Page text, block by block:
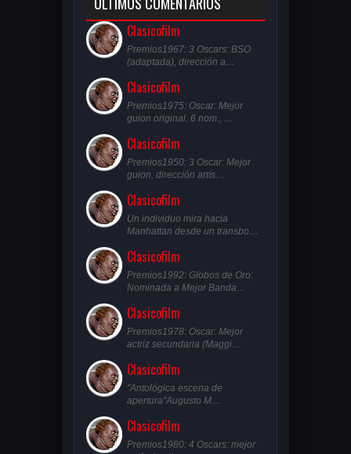
Clasicofilm
Premios1967: 3 Oscars: BSO
(adaptada), dirección a…
Clasicofilm
Premios1975: Oscar: Mejor
guion original. 6 nom., …
Clasicofilm
Premios1950: 3 Oscar: Mejor
guion, dirección artís…
Clasicofilm
Un individuo mira hacia
Manhattan desde un transbo…
Clasicofilm
Premios1992: Globos de Oro:
Nominada a Mejor Banda…
Clasicofilm
Premios1978: Oscar: Mejor
actriz secundaria (Maggi…
Clasicofilm
"Antológica escena de
apertura"Augusto M…
Clasicofilm
Premios1980: 4 Oscars: mejor